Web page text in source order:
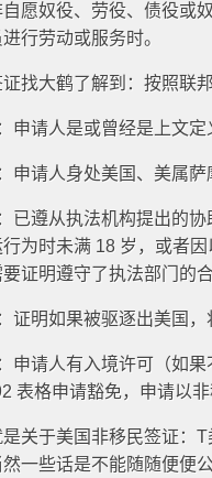
自愿奴役、劳役、债役或
行劳动或服务时。
找大鹤了解到：按照联
：申请人是或曾经是上文
：申请人身处美国、美属
：已遵从执法机构提出的
行为时未满 18 岁，或者
证明遵守了执法部门的
：证明如果被驱逐出美国
：申请人有入境许可（如
表格申请豁免，申请以非
是关于美国非移民签证：
一些话是不能随随便便